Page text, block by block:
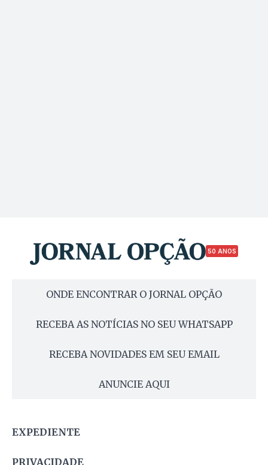
50 ANOS
ONDE ENCONTRAR O JORNAL OPÇÃO
RECEBA AS NOTÍCIAS NO SEU WHATSAPP
RECEBA NOVIDADES EM SEU EMAIL
ANUNCIE AQUI
EXPEDIENTE
PRIVACIDADE